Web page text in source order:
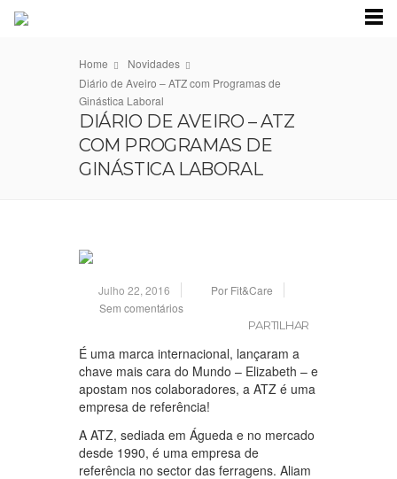
Home
Novidades
Diário de Aveiro – ATZ com Programas de
Ginástica Laboral
DIÁRIO DE AVEIRO – ATZ
COM PROGRAMAS DE
GINÁSTICA LABORAL
Julho 22, 2016
Por Fit&Care
Sem comentários
PARTILHAR
É uma marca internacional, lançaram a
chave mais cara do Mundo – Elizabeth – e
apostam nos colaboradores, a ATZ é uma
empresa de referência!
A ATZ, sediada em Águeda e no mercado
desde 1990, é uma empresa de
referência no sector das ferragens. Aliam